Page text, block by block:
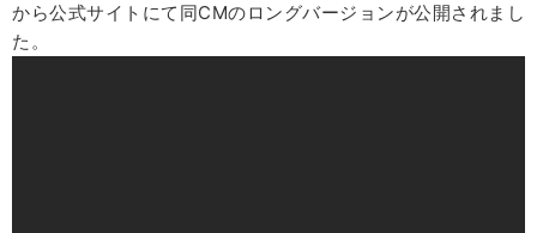
から公式サイトにて同CMのロングバージョンが公開されまし
た。